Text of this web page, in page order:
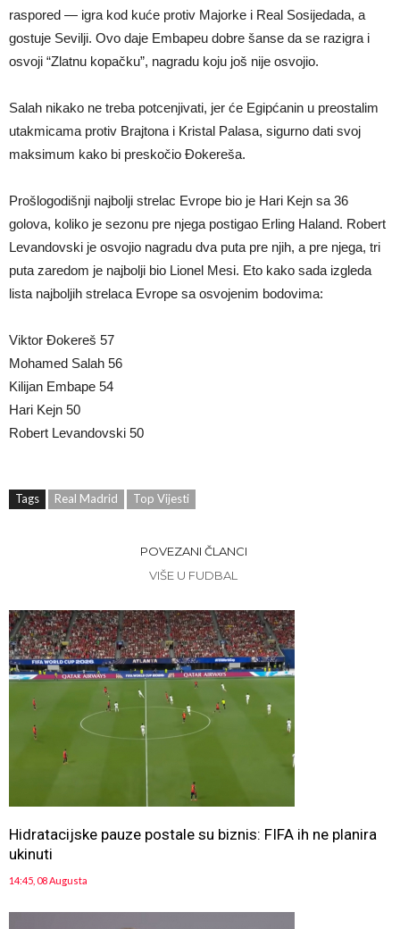
raspored — igra kod kuće protiv Majorke i Real Sosijedada, a
gostuje Sevilji. Ovo daje Embapeu dobre šanse da se razigra i
osvoji “Zlatnu kopačku”, nagradu koju još nije osvojio.
Salah nikako ne treba potcenjivati, jer će Egipćanin u preostalim
utakmicama protiv Brajtona i Kristal Palasa, sigurno dati svoj
maksimum kako bi preskočio Đokereša.
Prošlogodišnji najbolji strelac Evrope bio je Hari Kejn sa 36
golova, koliko je sezonu pre njega postigao Erling Haland. Robert
Levandovski je osvojio nagradu dva puta pre njih, a pre njega, tri
puta zaredom je najbolji bio Lionel Mesi. Eto kako sada izgleda
lista najboljih strelaca Evrope sa osvojenim bodovima:
Viktor Đokereš 57
Mohamed Salah 56
Kilijan Embape 54
Hari Kejn 50
Robert Levandovski 50
Tags Real Madrid Top Vijesti
POVEZANI ČLANCI
VIŠE U FUDBAL
Hidratacijske pauze postale su biznis: FIFA ih ne planira
ukinuti
14:45, 08 Augusta